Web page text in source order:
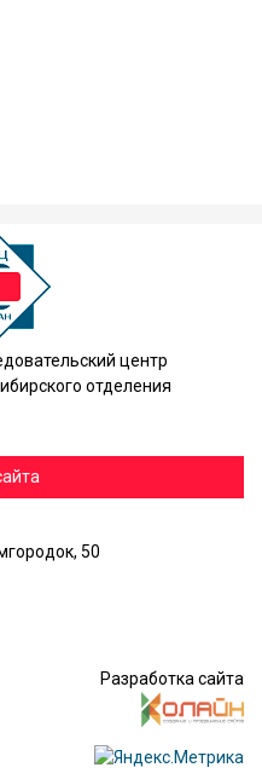
центр
отделения
50
Разработка сайта